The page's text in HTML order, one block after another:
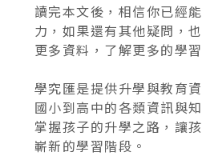
讀完本文後，相信你已經
力，如果還有其他疑問，
更多資料，了解更多的學
學究匯是提供升學與教育
國小到高中的各類資訊與
掌握孩子的升學之路，讓
嶄新的學習階段。